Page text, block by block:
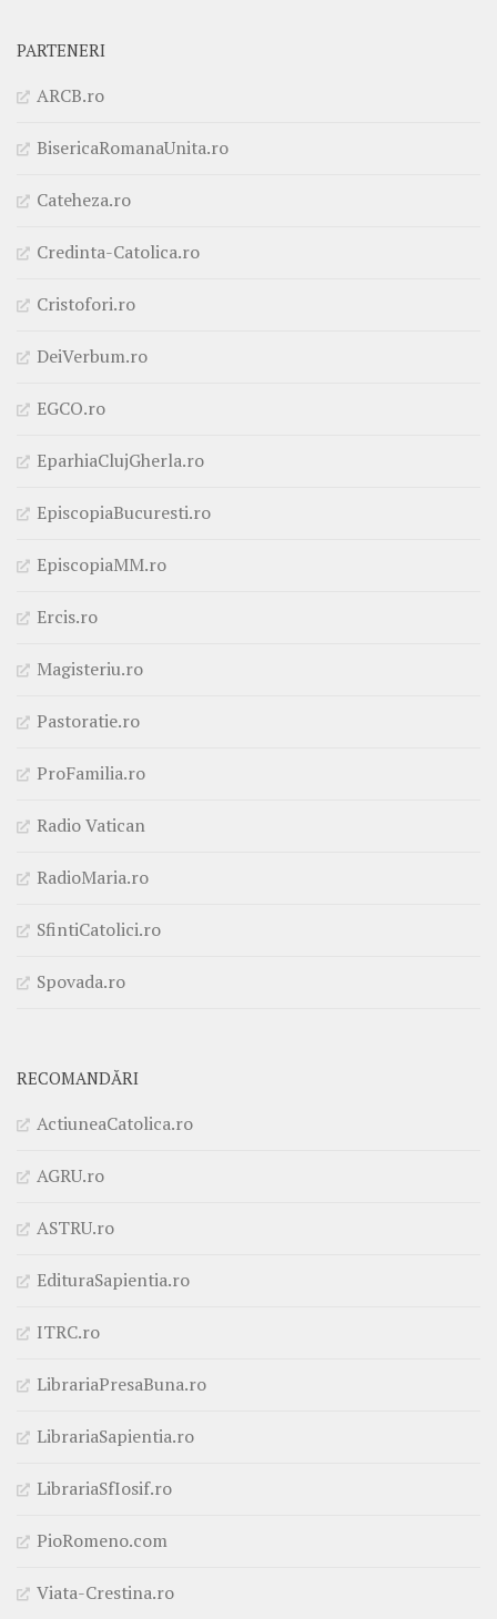
PARTENERI
ARCB.ro
BisericaRomanaUnita.ro
Cateheza.ro
Credinta-Catolica.ro
Cristofori.ro
DeiVerbum.ro
EGCO.ro
EparhiaClujGherla.ro
EpiscopiaBucuresti.ro
EpiscopiaMM.ro
Ercis.ro
Magisteriu.ro
Pastoratie.ro
ProFamilia.ro
Radio Vatican
RadioMaria.ro
SfintiCatolici.ro
Spovada.ro
RECOMANDĂRI
ActiuneaCatolica.ro
AGRU.ro
ASTRU.ro
EdituraSapientia.ro
ITRC.ro
LibrariaPresaBuna.ro
LibrariaSapientia.ro
LibrariaSfIosif.ro
PioRomeno.com
Viata-Crestina.ro